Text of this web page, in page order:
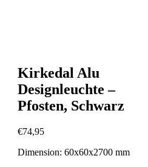
Kirkedal Alu
Designleuchte –
Pfosten, Schwarz
€74,95
Dimension: 60x60x2700 mm